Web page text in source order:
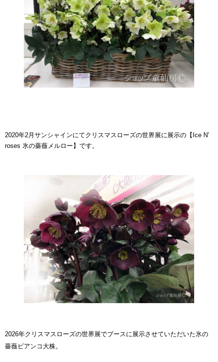
2020年2月サンシャインにてクリスマスローズの世界展に展示の【Ice N'
roses 氷の薔薇メルロー】です。
2026年クリスマスローズの世界展でブースに展示させていただいた氷の
薔薇ビアンコ大株。